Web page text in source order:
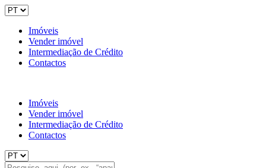
Imóveis
Vender imóvel
Intermediação de Crédito
Contactos
Imóveis
Vender imóvel
Intermediação de Crédito
Contactos